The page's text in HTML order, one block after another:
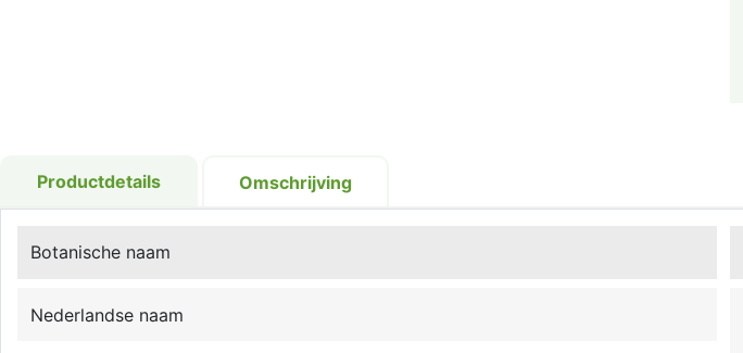
Productdetails Omschrijving
Botanische naam
Nederlandse naam